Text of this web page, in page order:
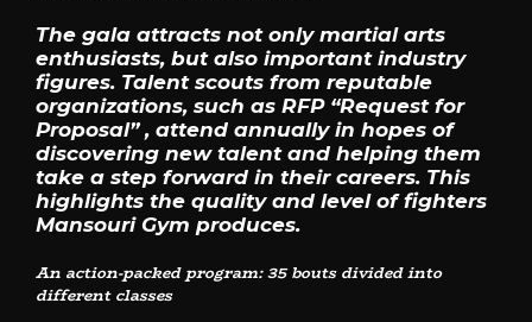
The gala attracts not only martial arts
enthusiasts, but also important industry
figures. Talent scouts from reputable
organizations, such as RFP “Request for
Proposal” , attend annually in hopes of
discovering new talent and helping them
take a step forward in their careers. This
highlights the quality and level of fighters
Mansouri Gym produces.
An action-packed program: 35 bouts divided into
different classes